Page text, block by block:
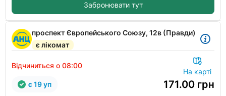
Забронювати тут
проспект Європейського Союзу, 12в (Правди)
є лікомат
Відчиниться о 08:00
На карті
171.00 грн
є 19 уп